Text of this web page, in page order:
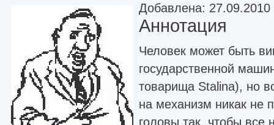
Добавлена: 27.09.2010
Аннотация
Человек может быть
государственной
товарища Stalina), но
на механизм никак не
головы так, чтобы все